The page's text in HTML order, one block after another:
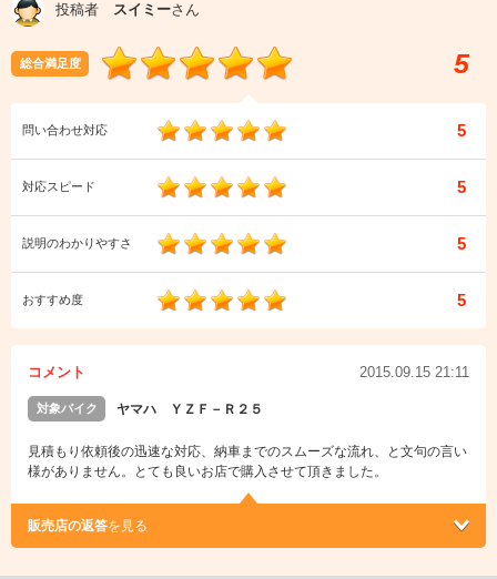
投稿者 スイミーさん
総合満足度 5
問い合わせ対応 5
対応スピード 5
説明のわかりやすさ 5
おすすめ度 5
コメント 2015.09.15 21:11
対象バイク ヤマハ ＹＺＦ－Ｒ２５
見積もり依頼後の迅速な対応、納車までのスムーズな流れ、と文句の言い
様がありません。とても良いお店で購入させて頂きました。
販売店の返答を見る